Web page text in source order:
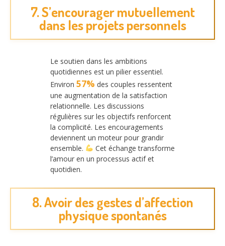
7. S’encourager mutuellement
dans les projets personnels
Le soutien dans les ambitions
quotidiennes est un pilier essentiel.
Environ 57% des couples ressentent
une augmentation de la satisfaction
relationnelle. Les discussions
régulières sur les objectifs renforcent
la complicité. Les encouragements
deviennent un moteur pour grandir
ensemble.
Cet échange transforme
l’amour en un processus actif et
quotidien.
8. Avoir des gestes d’affection
physique spontanés